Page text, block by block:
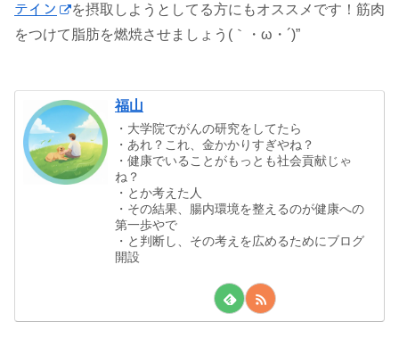
テイン
を摂取しようとしてる方にもオススメです！筋肉
をつけて脂肪を燃焼させましょう(｀・ω・´)”
福山
・大学院でがんの研究をしてたら
・あれ？これ、金かかりすぎやね？
・健康でいることがもっとも社会貢献じゃ
ね？
・とか考えた人
・その結果、腸内環境を整えるのが健康への
第一歩やで
・と判断し、その考えを広めるためにブログ
開設